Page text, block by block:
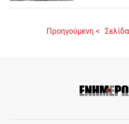
Προηγούμενη <